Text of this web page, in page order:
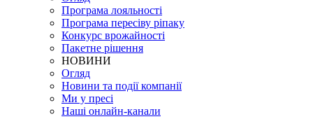
Програма лояльності
Програма пересіву ріпаку
Конкурс врожайності
Пакетне рішення
НОВИНИ
Огляд
Новини та події компанії
Ми у пресі
Наші онлайн-канали